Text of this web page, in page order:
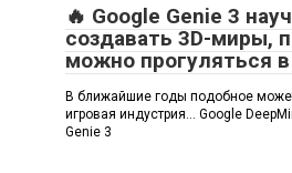
🔥 Google Genie 3
создавать 3D-миры,
можно прогуляться
В ближайшие годы подобное
игровая индустрия… Google
Genie 3